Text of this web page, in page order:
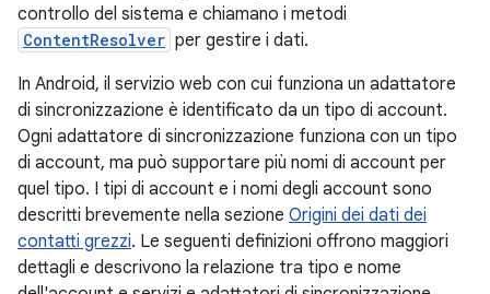
controllo del sistema e chiamano i metodi
ContentResolver per gestire i dati.
In Android, il servizio web con cui funziona un adattatore
di sincronizzazione è identificato da un tipo di account.
Ogni adattatore di sincronizzazione funziona con un tipo
di account, ma può supportare più nomi di account per
quel tipo. I tipi di account e i nomi degli account sono
descritti brevemente nella sezione Origini dei dati dei
contatti grezzi. Le seguenti definizioni offrono maggiori
dettagli e descrivono la relazione tra tipo e nome